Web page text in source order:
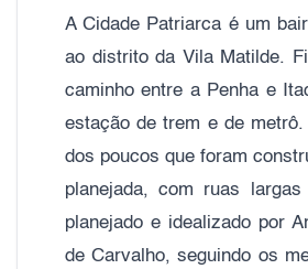
A Cidade Patriarca é um
ao distrito da Vila Matilde.
caminho entre a Penha e
estação de trem e de
dos poucos que foram
planejada, com ruas
planejado e idealizado por
de Carvalho, seguindo os